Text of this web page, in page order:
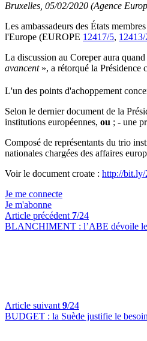
Bruxelles, 05/02/2020 (Agence
Les ambassadeurs des États
l'Europe (EUROPE 12417/5, 12413/
La discussion au Coreper aura
avancent », a rétorqué la Présidence
L'un des points d'achoppement
Selon le dernier document de la
institutions européennes, ou ; - une
Composé de représentants du trio
nationales chargées des affaires
Voir le document croate : http://
Je me connecte
Je m'abonne
Article précédent 7/24
BLANCHIMENT : l’ABE dévoile
Article suivant 9/24
BUDGET : la Suède justifie le